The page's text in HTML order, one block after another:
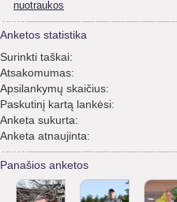
nuotraukos
Anketos statistika
Surinkti taškai:
Atsakomumas:
Apsilankymų skaičius:
Paskutinį kartą lankėsi:
Anketa sukurta:
Anketa atnaujinta:
Panašios anketos